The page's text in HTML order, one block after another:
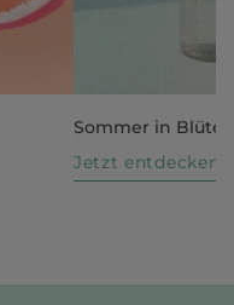
Sommer in Blüte
Jetzt entdecken